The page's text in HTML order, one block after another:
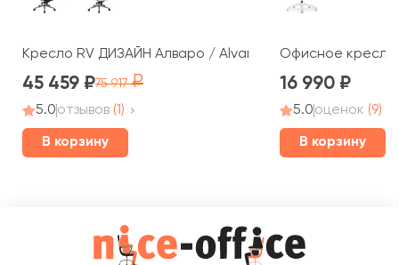
Кресло RV ДИЗАЙН Алваро / Alvaro (A1815)
45 459 75 917
5.0отзывов (1)
В корзину
Офисное кресло
16 990
5.0оценок (9)
В корзину